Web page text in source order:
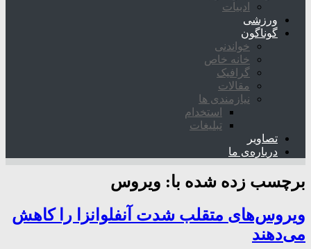
ادبیات
ورزشی
گوناگون
خواندنی
خانه خاص
گرافیک
مقالات
نیازمندی ها
استخدام
تبلیغات
تصاویر
درباره‌ی ما
برچسب زده شده با: ویروس
ویروس‌های متقلب شدت آنفلوانزا را کاهش
می‌دهند